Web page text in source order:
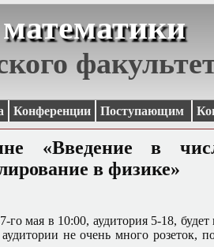
Конференции Поступающим
«Введение в
в физике»
го мая в 10:00, аудитория 5-18,
не очень много розеток,